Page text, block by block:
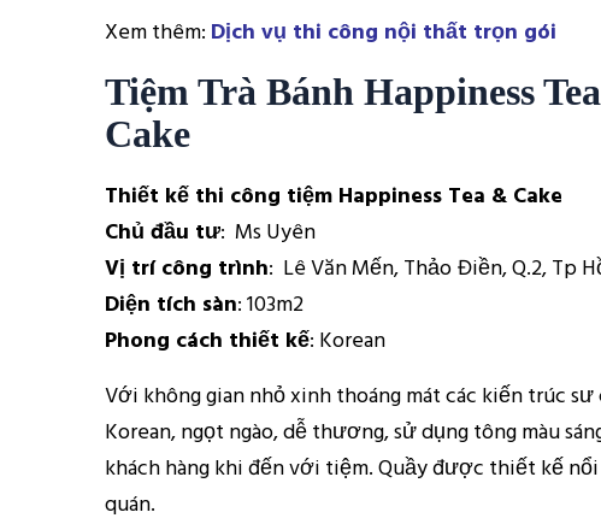
Xem thêm: Dịch vụ thi công nội thất trọn gói
Tiệm Trà Bánh Happiness
Cake
Thiết kế thi công tiệm Happiness Tea & Cake
Chủ đầu tư: Ms Uyên
Vị trí công trình: Lê Văn Mến, Thảo Điền, Q.2, Tp
Diện tích sàn: 103m2
Phong cách thiết kế: Korean
Với không gian nhỏ xinh thoáng mát các kiến trúc
Korean, ngọt ngào, dễ thương, sử dụng tông màu
khách hàng khi đến với tiệm. Quầy được thiết kế
quán.